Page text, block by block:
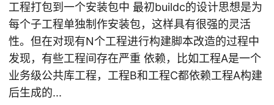
工程打包到一个安装包中 最初buildc的设计思想是为
每个子工程单独制作安装包，这样具有很强的灵活
性。但在对现有N个工程进行构建脚本改造的过程中
发现，有些工程间存在严重 依赖，比如工程A是一个
业务级公共库工程，工程B和工程C都依赖工程A构建
后生成的...